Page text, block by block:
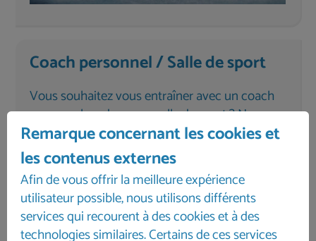
Coach personnel / Salle de sport
Vous souhaitez vous entraîner avec un coach
personnel ou dans une salle de sport ? Nous
sommes là pour vous aider !
Contactez-nous
Contact
Remarque concernant les cookies et
les contenus externes
Afin de vous offrir la meilleure expérience
utilisateur possible, nous utilisons différents
services qui recourent à des cookies et à des
technologies similaires. Certains de ces services